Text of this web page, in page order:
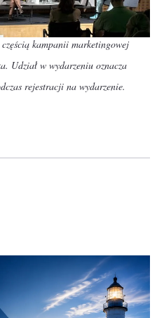
częścią kampanii marketingowej
Udział w wydarzeniu oznacza
rejestracji na wydarzenie.